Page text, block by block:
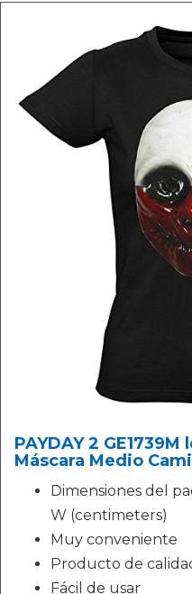
PAYDAY 2
Máscara Medio
Dimensiones del
W (centimeters)
Muy conveniente
Producto de
Fácil de usar